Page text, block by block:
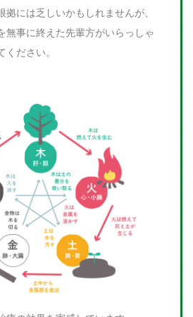
拠には乏しいかもしれませんが、
無事に終えた先輩方がいらっしゃ
ください。